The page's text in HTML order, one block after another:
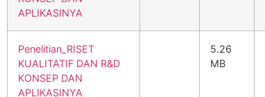
APLIKASINYA
Penelitian_RISET
KUALITATIF DAN R&D
KONSEP DAN
APLIKASINYA
5.26
MB